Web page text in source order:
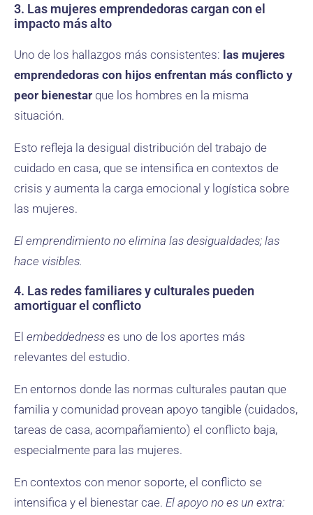
3. Las mujeres emprendedoras cargan con el
impacto más alto
Uno de los hallazgos más consistentes: las mujeres
emprendedoras con hijos enfrentan más conflicto y
peor bienestar que los hombres en la misma
situación.
Esto refleja la desigual distribución del trabajo de
cuidado en casa, que se intensifica en contextos de
crisis y aumenta la carga emocional y logística sobre
las mujeres.
El emprendimiento no elimina las desigualdades; las
hace visibles.
4. Las redes familiares y culturales pueden
amortiguar el conflicto
El embeddedness es uno de los aportes más
relevantes del estudio.
En entornos donde las normas culturales pautan que
familia y comunidad provean apoyo tangible (cuidados,
tareas de casa, acompañamiento) el conflicto baja,
especialmente para las mujeres.
En contextos con menor soporte, el conflicto se
intensifica y el bienestar cae. El apoyo no es un extra: